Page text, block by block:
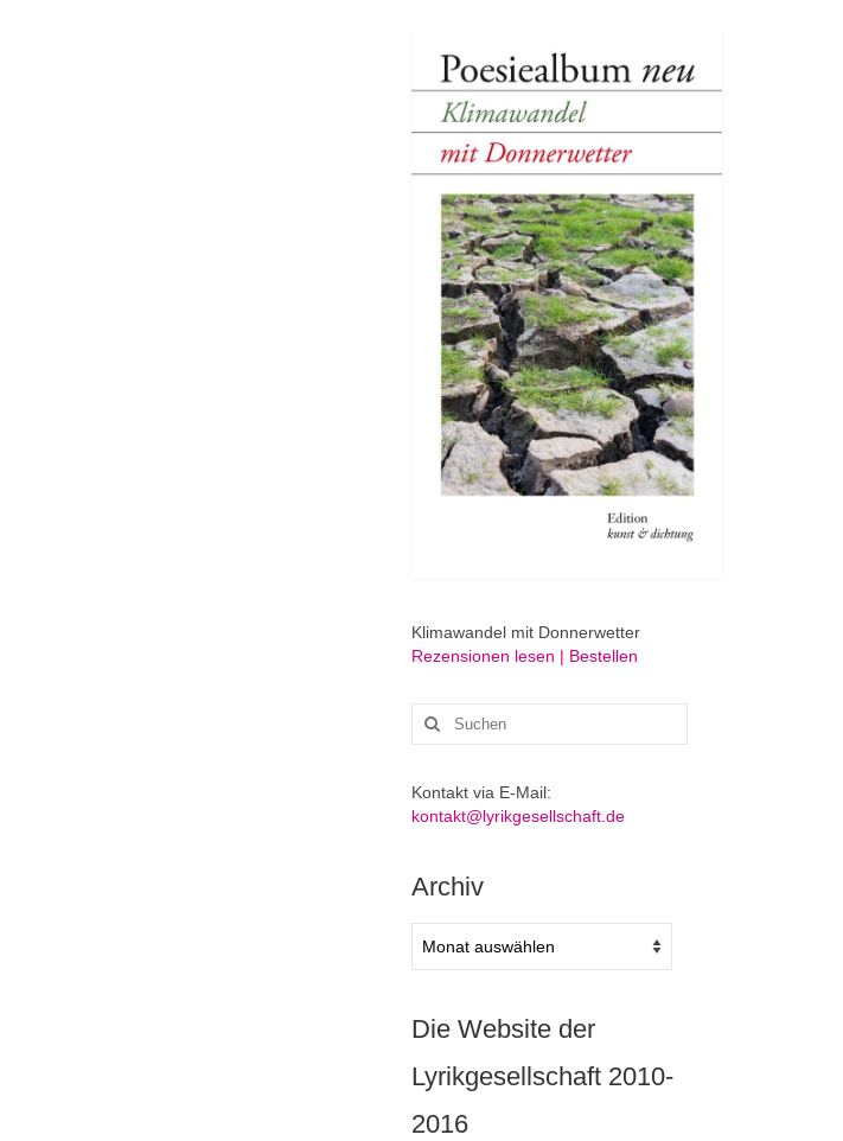
Klimawandel mit Donnerwetter
Rezensionen lesen | Bestellen
Suchen
nach:
Kontakt via E-Mail:
kontakt@lyrikgesellschaft.de
Archiv
Die Website der
Lyrikgesellschaft 2010-
2016